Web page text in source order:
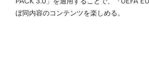
ぼ同内容のコンテンツを楽しめる。